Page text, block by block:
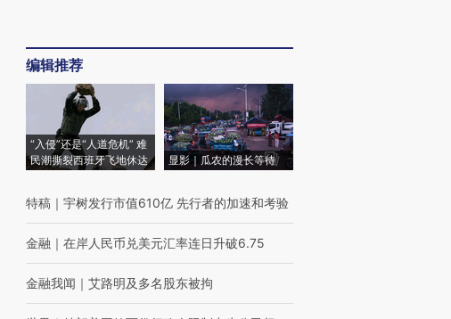
编辑推荐
“入侵”还是“人道危机” 难
民潮撕裂西班牙飞地休达
显影｜瓜农的漫长等待
特稿 ｜ 宇树发行市值610亿 先行者的加速和考验
金融 ｜ 在岸人民币兑美元汇率连日升破6.75
金融我闻 ｜ 艾路明及多名股东被拘